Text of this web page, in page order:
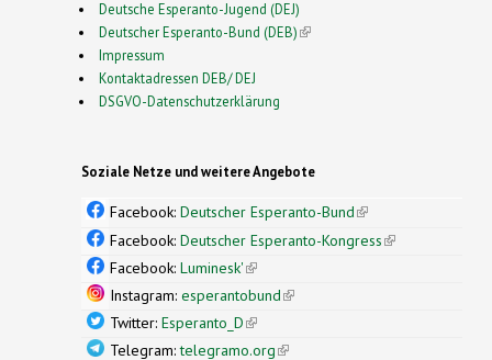
Deutsche Esperanto-Jugend (DEJ)
Deutscher Esperanto-Bund (DEB)(link is external)
Impressum
Kontaktadressen DEB/ DEJ
DSGVO-Datenschutzerklärung
Soziale Netze und weitere Angebote
Facebook: Deutscher Esperanto-Bund(link is
external)
Facebook: Deutscher Esperanto-Kongress(link is
Facebook: Luminesk'(link is external)
Instagram: esperantobund(link is external)
Twitter: Esperanto_D(link is external)
Telegram:telegramo.org(link is external)